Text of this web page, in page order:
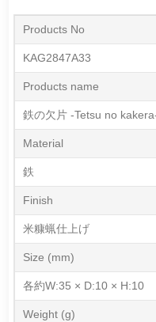
Products No
KAG2847A33
Products name
鉄の欠片 -Tetsu no
Material
鉄
Finish
米糠蝋仕上げ
Size (mm)
各約W:35 × D:10 × H:10
Weight (g)